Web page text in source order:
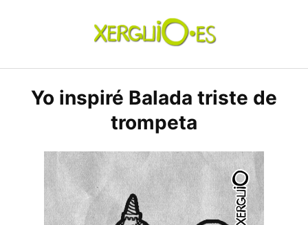
xerguio.ES | ilustración
Yo inspiré Balada triste de
trompeta